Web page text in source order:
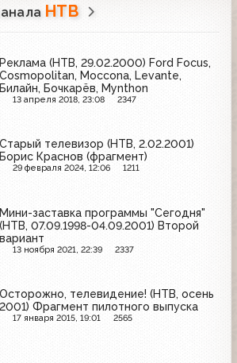
НТВ
Реклама (НТВ, 29.02.2000) Ford Focus,
Cosmopolitan, Moccona, Levante,
Билайн, Бочкарёв, Mynthon
13 апреля 2018, 23:08 2347
Старый телевизор (НТВ, 2.02.2001)
Борис Краснов (фрагмент)
29 февраля 2024, 12:06 1211
Мини-заставка программы "Сегодня"
(НТВ, 07.09.1998-04.09.2001) Второй
вариант
13 ноября 2021, 22:39 2337
Осторожно, телевидение! (НТВ, осень
2001) Фрагмент пилотного выпуска
17 января 2015, 19:01 2565